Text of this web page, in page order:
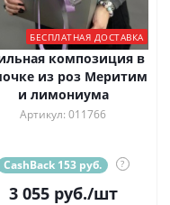
БЕСПЛАТНАЯ ДОСТАВКА
композиция в
из роз Меритим
и лимониума
Артикул: 011766
CashBack 153 руб. ?
3 055руб./шт